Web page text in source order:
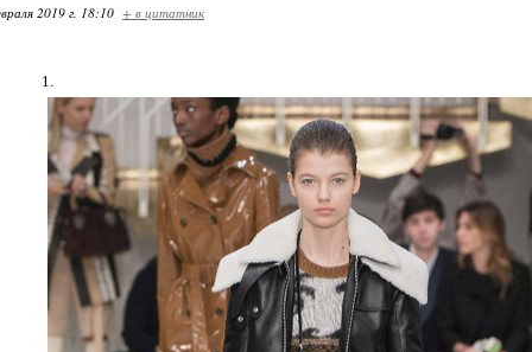
2019 г. 18:10 + в цитатник
1.